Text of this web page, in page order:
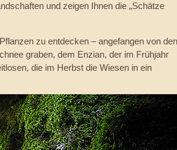
und zeigen Ihnen die „Schätze
zu entdecken – angefangen von den
graben, dem Enzian, der im Frühjahr
die im Herbst die Wiesen in ein